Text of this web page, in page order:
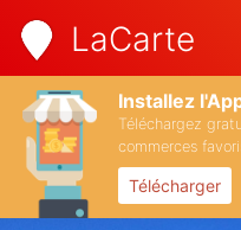
LaCarte
Installez
Téléchargez
commerces
Télécharger